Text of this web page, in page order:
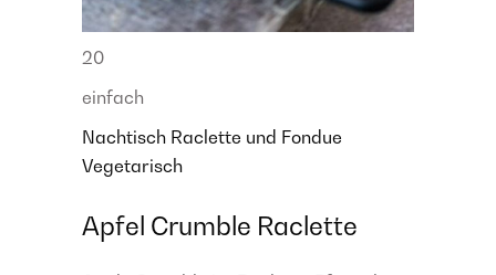
20
einfach
Nachtisch Raclette und Fondue
Vegetarisch
Apfel Crumble Raclette